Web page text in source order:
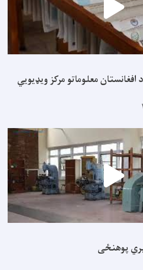
معلوماتو مرکز ویډیويي
پوهنځی